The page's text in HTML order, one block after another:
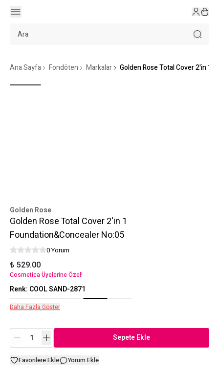
Ana Sayfa Fondöten Markalar Golden Rose Total Cover 2'in 1
Golden Rose
Golden Rose Total Cover 2'in 1
Foundation&Concealer No:05
0 Yorum
₺ 529.00
Cosmetica Üyelerine Özel!
Renk: COOL SAND-2871
Daha Fazla Göster
Sepete Ekle
Favorilere Ekle Yorum Ekle